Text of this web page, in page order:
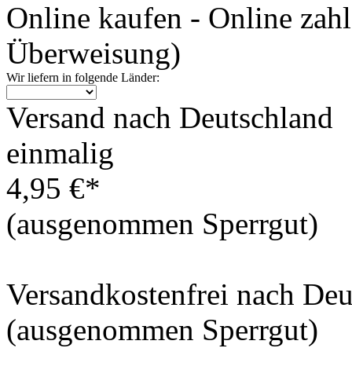
Online kaufen - Online
Überweisung)
Wir liefern in folgende Länder:
Versand nach Deutschland
einmalig
4,95 €*
(ausgenommen Sperrgut)
Versandkostenfrei nach
(ausgenommen Sperrgut)